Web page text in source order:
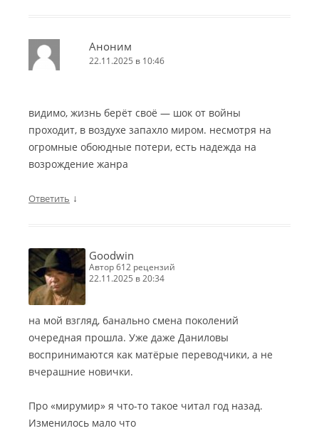
Аноним
22.11.2025 в 10:46
видимо, жизнь берёт своё — шок от войны
проходит, в воздухе запахло миром. несмотря на
огромные обоюдные потери, есть надежда на
возрождение жанра
Ответить ↓
Goodwin
автор 612 рецензий
22.11.2025 в 20:34
на мой взгляд, банально смена поколений
очередная прошла. Уже даже Даниловы
воспринимаются как матёрые переводчики, а не
вчерашние новички.
Про «мирумир» я что-то такое читал год назад.
Изменилось мало что